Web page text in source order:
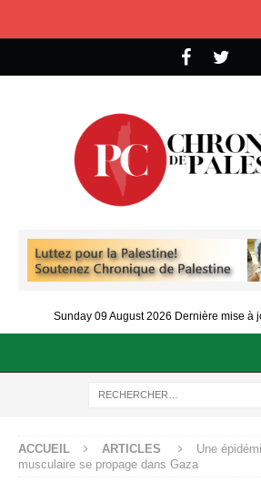
Sunday 09 August 2026 Dernière mise à
ACCUEIL ARTICLES
Une
musculaire se propage dans Gaza